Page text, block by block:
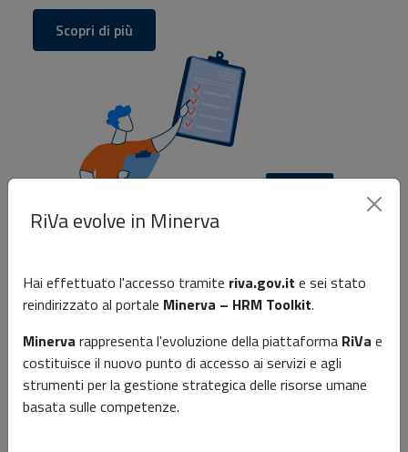
Scopri di più
Entra nell'area riservata del
portale
RiVa evolve in Minerva
Hai effettuato l'accesso tramite riva.gov.it e sei stato
reindirizzato al portale Minerva – HRM Toolkit.
Minerva rappresenta l'evoluzione della piattaforma RiVa e
costituisce il nuovo punto di accesso ai servizi e agli
strumenti per la gestione strategica delle risorse umane
basata sulle competenze.